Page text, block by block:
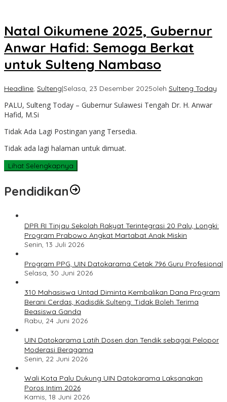
Natal Oikumene 2025, Gubernur
Anwar Hafid: Semoga Berkat
untuk Sulteng Nambaso
Headline, Sulteng|Selasa, 23 Desember 2025oleh Sulteng Today
PALU, Sulteng Today – Gubernur Sulawesi Tengah Dr. H. Anwar
Hafid, M.Si
Tidak Ada Lagi Postingan yang Tersedia.
Tidak ada lagi halaman untuk dimuat.
Lihat Selengkapnya
Pendidikan
DPR RI Tinjau Sekolah Rakyat Terintegrasi 20 Palu, Longki:
Program Prabowo Angkat Martabat Anak Miskin
Senin, 13 Juli 2026
Program PPG, UIN Datokarama Cetak 796 Guru Profesional
Selasa, 30 Juni 2026
310 Mahasiswa Untad Diminta Kembalikan Dana Program
Berani Cerdas, Kadisdik Sulteng: Tidak Boleh Terima
Beasiswa Ganda
Rabu, 24 Juni 2026
UIN Datokarama Latih Dosen dan Tendik sebagai Pelopor
Moderasi Beragama
Senin, 22 Juni 2026
Wali Kota Palu Dukung UIN Datokarama Laksanakan
Poros Intim 2026
Kamis, 18 Juni 2026